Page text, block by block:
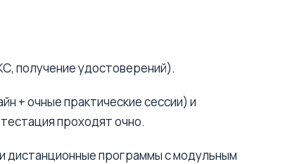
получение удостоверений).
+ очные практические сессии) и
проходят очно.
дистанционные программы с модульным